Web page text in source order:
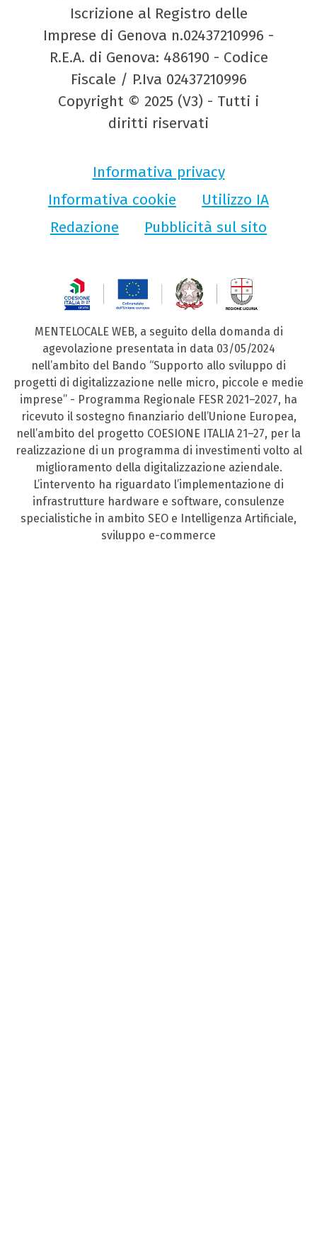
Iscrizione al Registro delle
Imprese di Genova n.02437210996 -
R.E.A. di Genova: 486190 - Codice
Fiscale / P.Iva 02437210996
Copyright © 2025 (V3) - Tutti i
diritti riservati
Informativa privacy
Informativa cookie
Utilizzo IA
Redazione
Pubblicità sul sito
MENTELOCALE WEB, a seguito della domanda di
agevolazione presentata in data 03/05/2024
nell’ambito del Bando “Supporto allo sviluppo di
progetti di digitalizzazione nelle micro, piccole e medie
imprese” - Programma Regionale FESR 2021–2027, ha
ricevuto il sostegno finanziario dell’Unione Europea,
nell’ambito del progetto COESIONE ITALIA 21–27, per la
realizzazione di un programma di investimenti volto al
miglioramento della digitalizzazione aziendale.
L’intervento ha riguardato l’implementazione di
infrastrutture hardware e software, consulenze
specialistiche in ambito SEO e Intelligenza Artificiale,
sviluppo e-commerce